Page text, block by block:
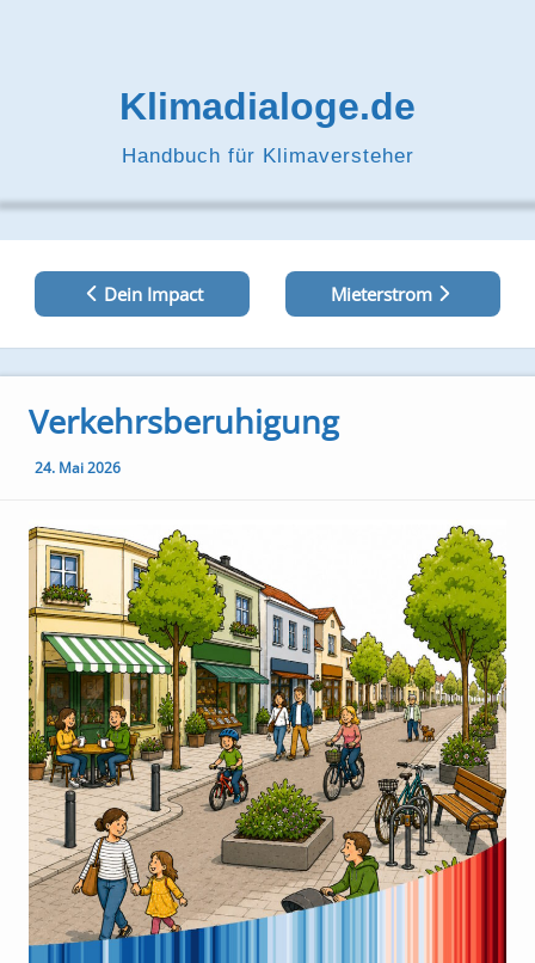
Klimadialoge.de
Handbuch für Klimaversteher
Beitragsnavigation
Dein Impact Mieterstrom
Verkehrsberuhigung
24. Mai 2026